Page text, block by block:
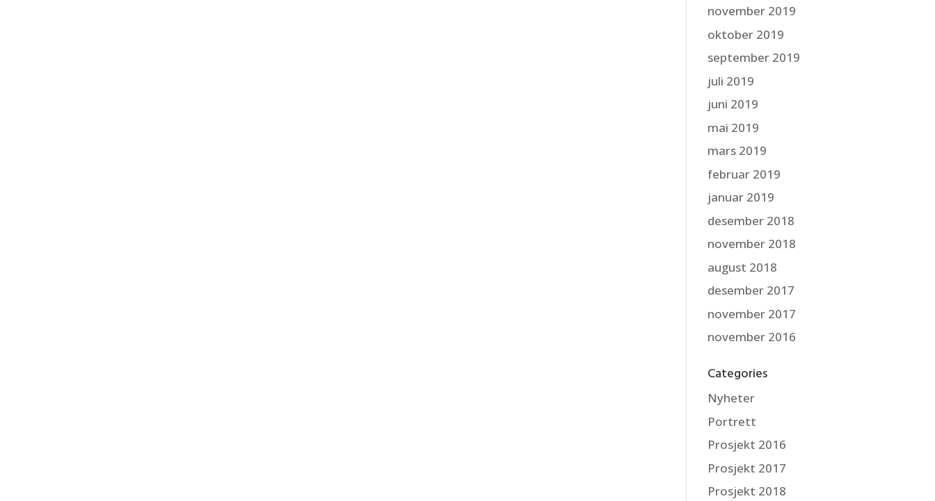
november 2019
oktober 2019
september 2019
juli 2019
juni 2019
mai 2019
mars 2019
februar 2019
januar 2019
desember 2018
november 2018
august 2018
desember 2017
november 2017
november 2016
Categories
Nyheter
Portrett
Prosjekt 2016
Prosjekt 2017
Prosjekt 2018